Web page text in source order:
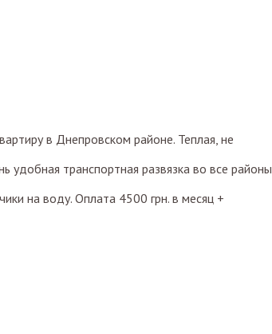
в Днепровском районе. Теплая, не
транспортная развязка во все районы
на воду. Оплата 4500 грн. в месяц +